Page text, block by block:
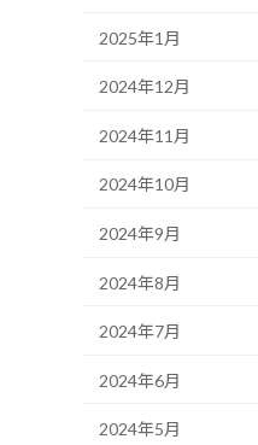
2025年1月
2024年12月
2024年11月
2024年10月
2024年9月
2024年8月
2024年7月
2024年6月
2024年5月